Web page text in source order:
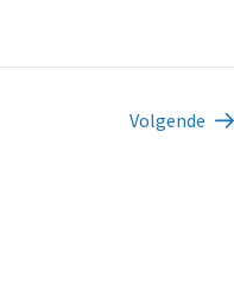
Volgende